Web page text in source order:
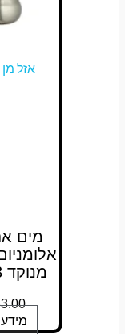
אזל מן
מים
אלומניום
מנוקד 13 ס"מ
183.00
מידע